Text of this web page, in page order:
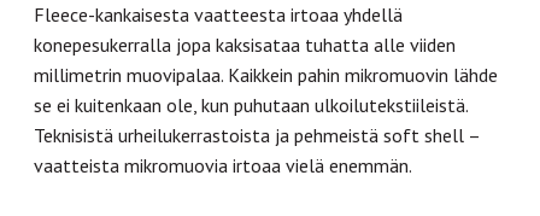
Fleece-kankaisesta vaatteesta irtoaa yhdellä
konepesukerralla jopa kaksisataa tuhatta alle viiden
millimetrin muovipalaa. Kaikkein pahin mikromuovin lähde
se ei kuitenkaan ole, kun puhutaan ulkoilutekstiileistä.
Teknisistä urheilukerrastoista ja pehmeistä soft shell –
vaatteista mikromuovia irtoaa vielä enemmän.